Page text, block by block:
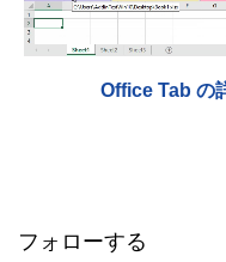
Office Tab の
フォローする